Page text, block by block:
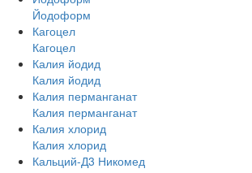
Йодоформ
Кагоцел
Кагоцел
Калия йодид
Калия йодид
Калия перманганат
Калия перманганат
Калия хлорид
Калия хлорид
Кальций-Д3 Никомед